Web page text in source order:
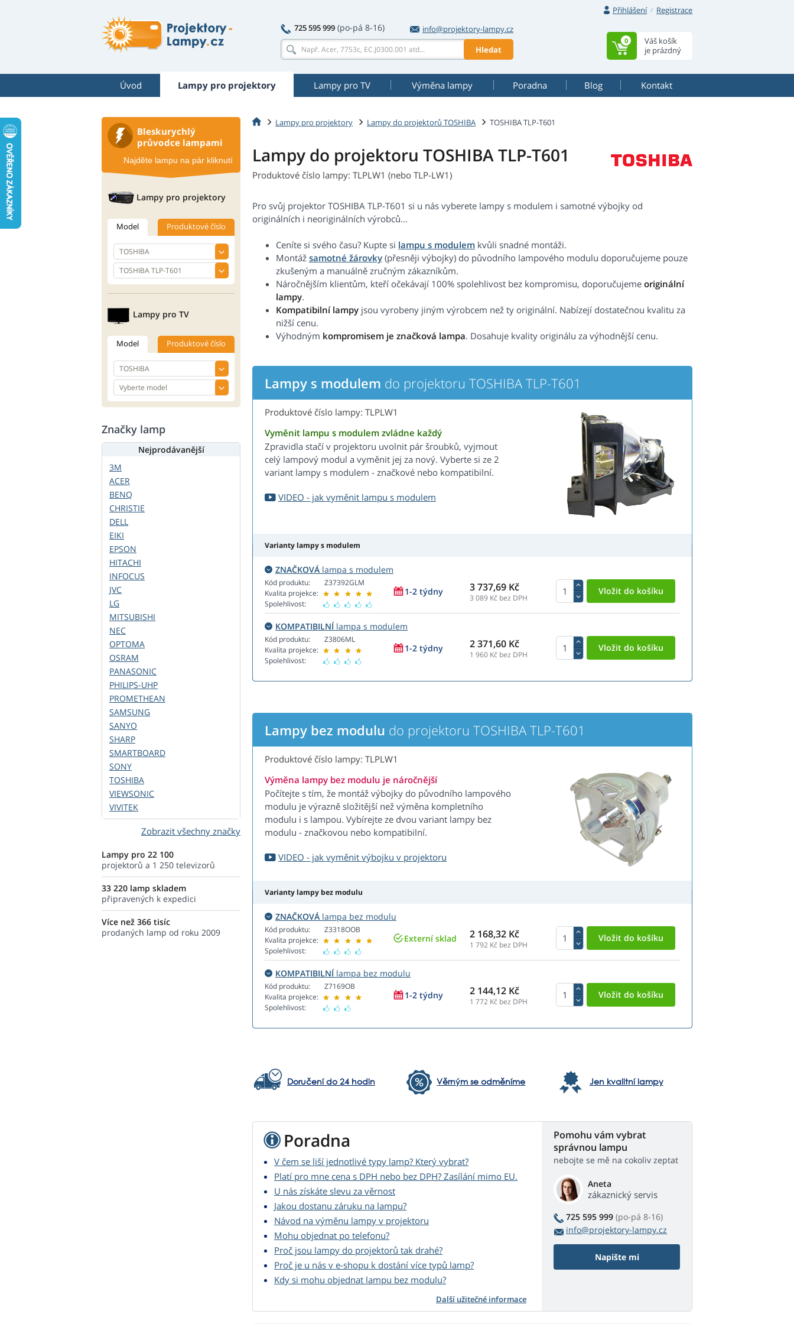
Přihlášení
Registrace
725 595 999 (po-pá 8-16)
info@projektory-lampy.cz
Hledat
Váš košík
je prázdný
0
Úvod Lampy pro projektory Lampy pro TV Výměna lampy Poradna Blog Kontakt
Lampy pro projektory Lampy do projektorů TOSHIBA TOSHIBA TLP-T601
Lampy do projektoru TOSHIBA TLP-T601
Produktové číslo lampy: TLPLW1 (nebo TLP-LW1)
Pro svůj projektor TOSHIBA TLP-T601 si u nás vyberete lampy s modulem i samotné výbojky od
originálních i neoriginálních výrobců...
Ceníte si svého času? Kupte si lampu s modulem kvůli snadné montáži.
Montáž samotné žárovky (přesněji výbojky) do původního lampového modulu doporučujeme pouze
zkušeným a manuálně zručným zákazníkům.
Náročnějším klientům, kteří očekávají 100% spolehlivost bez kompromisu, doporučujeme originální
lampy.
Kompatibilní lampy jsou vyrobeny jiným výrobcem než ty originální. Nabízejí dostatečnou kvalitu za
nižší cenu.
Výhodným kompromisem je značková lampa. Dosahuje kvality originálu za výhodnější cenu.
Lampy s modulem do projektoru TOSHIBA TLP-T601
Produktové číslo lampy: TLPLW1
Vyměnit lampu s modulem zvládne každý
Zpravidla stačí v projektoru uvolnit pár šroubků, vyjmout
celý lampový modul a vyměnit jej za nový. Vyberte si ze 2
variant lampy s modulem - značkové nebo kompatibilní.
VIDEO - jak vyměnit lampu s modulem
Varianty lampy s modulem
ZNAČKOVÁ lampa s modulem
Kód produktu:
Kvalita projekce:
Spolehlivost:
Z37392GLM
1-2 týdny 3 737,69 Kč
3 089 Kč bez DPH
KOMPATIBILNÍlampa s modulem
Kód produktu:
Kvalita projekce:
Spolehlivost:
Z3806ML
1-2 týdny 2 371,60 Kč
1 960 Kč bez DPH
Lampy bez modulu do projektoru TOSHIBA TLP-T601
Produktové číslo lampy: TLPLW1
Výměna lampy bez modulu je náročnější
Počítejte s tím, že montáž výbojky do původního lampového
modulu je výrazně složitější než výměna kompletního
modulu i s lampou. Vybírejte ze dvou variant lampy bez
modulu - značkovou nebo kompatibilní.
VIDEO - jak vyměnit výbojku v projektoru
Varianty lampy bez modulu
ZNAČKOVÁ lampa bez modulu
Kód produktu:
Kvalita projekce:
Spolehlivost:
Z3318OOB
Externí sklad 2 168,32 Kč
1 792 Kč bez DPH
KOMPATIBILNÍlampa bez modulu
Kód produktu:
Kvalita projekce:
Spolehlivost:
Z7169OB
1-2 týdny 2 144,12 Kč
1 772 Kč bez DPH
Doručení do 24 hodin Věrným se odměníme Jen kvalitní lampy
Poradna
V čem se liší jednotlivé typy lamp? Který vybrat?
Platí pro mne cena s DPH nebo bez DPH? Zasílání mimo EU.
U nás získáte slevu za věrnost
Jakou dostanu záruku na lampu?
Návod na výměnu lampy v projektoru
Mohu objednat po telefonu?
Proč jsou lampy do projektorů tak drahé?
Proč je u nás v e-shopu k dostání více typů lamp?
Kdy si mohu objednat lampu bez modulu?
Další užitečné informace
Pomohu vám vybrat
správnou lampu
nebojte se mě na cokoliv zeptat
Aneta
zákaznický servis
725 595 999 (po-pá 8-16)
info@projektory-lampy.cz
Napište mi
Bleskurychlý
průvodce lampami
Najděte lampu na pár kliknutí
Lampy pro projektory
Model Produktové číslo
Lampy pro TV
Model Produktové číslo
Značky lamp
Nejprodávanější
3M
ACER
BENQ
CHRISTIE
DELL
EIKI
EPSON
HITACHI
INFOCUS
JVC
LG
MITSUBISHI
NEC
OPTOMA
OSRAM
PANASONIC
PHILIPS-UHP
PROMETHEAN
SAMSUNG
SANYO
SHARP
SMARTBOARD
SONY
TOSHIBA
VIEWSONIC
VIVITEK
Zobrazit všechny značky
Lampy pro 22 100
projektorů a 1 250 televizorů
33 220 lamp skladem
připravených k expedici
Více než 366 tisíc
prodaných lamp od roku 2009